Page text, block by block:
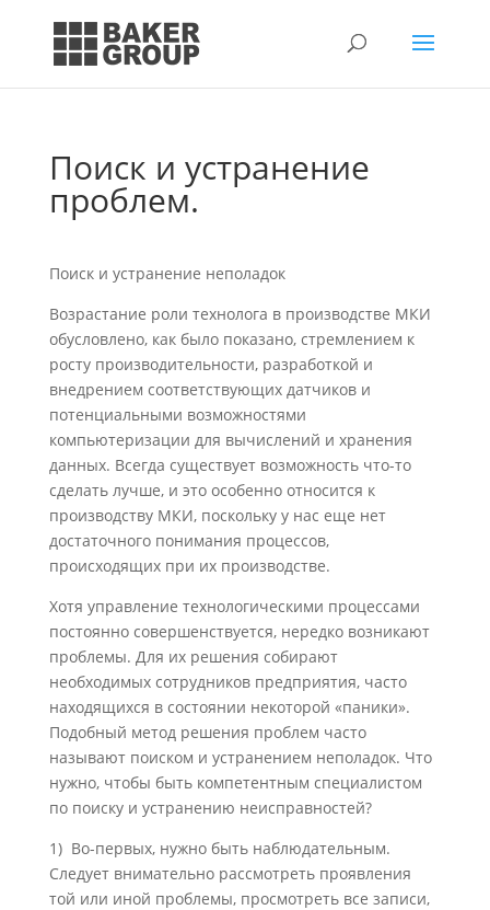
Поиск и устранение
проблем.
Поиск и устранение неполадок
Возрастание роли технолога в производстве МКИ
обусловлено, как было показано, стремлением к
росту производительности, разработкой и
внедрением соответствую­щих датчиков и
потенциальными возможностями
компьютеризации для вычислений и хранения
данных. Всегда существует возможность что-то
сделать лучше, и это осо­бенно относится к
производству МКИ, поскольку у нас еще нет
достаточного понима­ния процессов,
происходящих при их производстве.
Хотя управление технологическими процессами
постоянно совершенствуется, не­редко возникают
проблемы. Для их решения собирают
необходимых сотрудников предприятия, часто
находящихся в состоянии некоторой «паники».
Подобный метод решения проблем часто
называют поиском и устранением неполадок. Что
нужно, чтобы быть компетентным специалистом
по поиску и устранению неисправностей?
1) Во-первых, нужно быть наблюдательным.
Следует внимательно рассмотреть проявления
той или иной проблемы, просмотреть все записи,